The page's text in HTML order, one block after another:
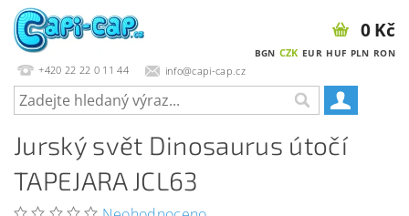
+420 22 22 0 11 44 info@capi-cap.cz
BGN CZK EUR HUF PLN RON
0 Kč
Jurský svět Dinosaurus útočí
TAPEJARA JCL63